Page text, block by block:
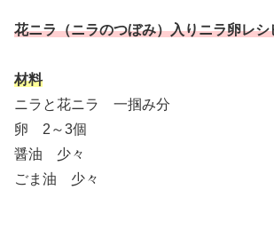
花ニラ（ニラのつぼみ）入りニラ卵レシ
材料
ニラと花ニラ 一掴み分
卵 2～3個
醤油 少々
ごま油 少々